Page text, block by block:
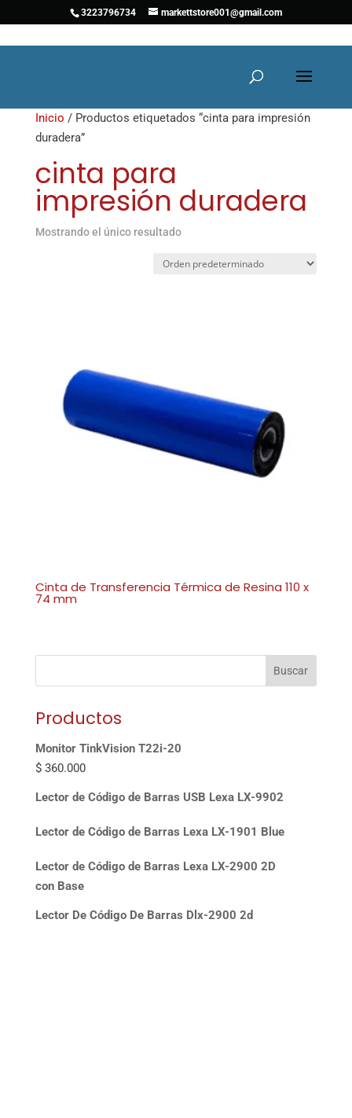
3223796734 markettstore001@gmail.com
Inicio / Productos etiquetados “cinta para impresión
duradera”
cinta para
impresión duradera
Mostrando el único resultado
Cinta de Transferencia Térmica de Resina 110 x
74 mm
Buscar
Productos
Monitor TinkVision T22i-20
$360.000
Lector de Código de Barras USB Lexa LX-9902
Lector de Código de Barras Lexa LX-1901 Blue
Lector de Código de Barras Lexa LX-2900 2D
con Base
Lector De Código De Barras Dlx-2900 2d